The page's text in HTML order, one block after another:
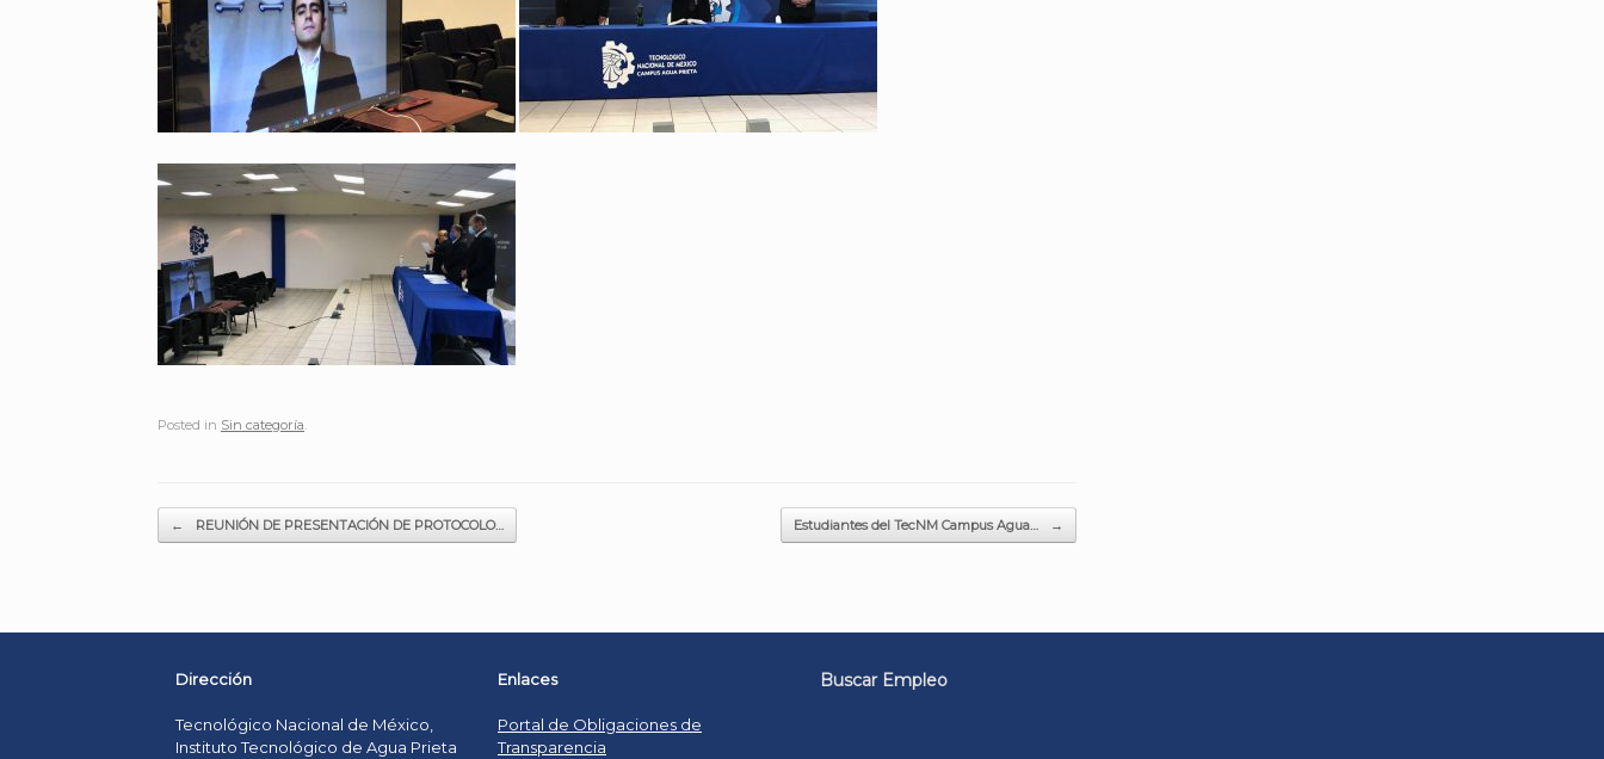
Posted in Sin categoría.
Post navigation
← REUNIÓN DE PRESENTACIÓN DE PROTOCOLO… Estudiantes del TecNM Campus Agua… →
Dirección
Tecnológico Nacional de México,
Instituto Tecnológico de Agua Prieta
Enlaces
Portal de Obligaciones de
Transparencia
Buscar Empleo